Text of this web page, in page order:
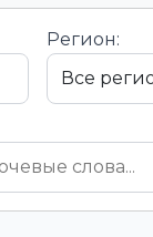
Регион: